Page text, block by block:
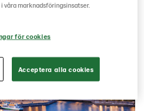
våra marknadsföringsinsatser.
för cookies
Acceptera alla cookies